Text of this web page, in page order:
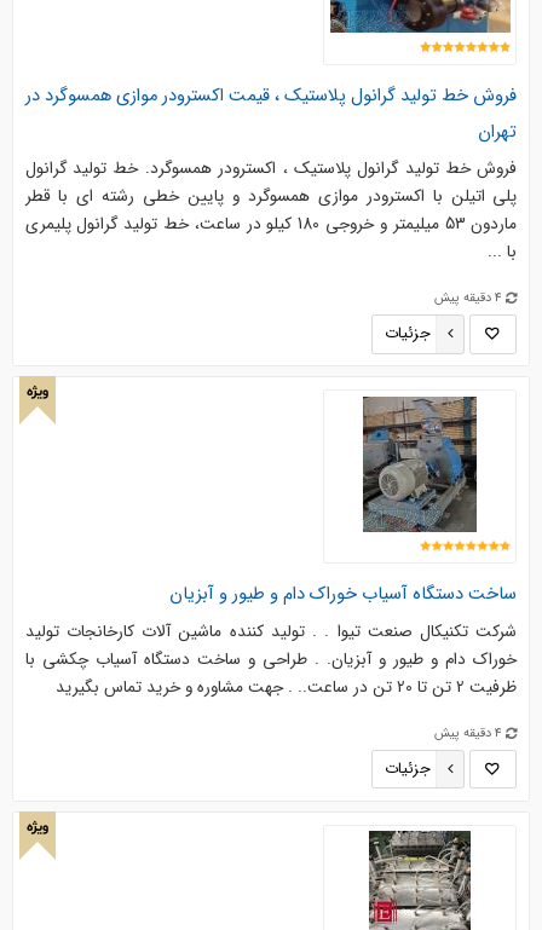
فروش خط تولید گرانول پلاستیک ، قیمت اکسترودر موازی همسوگرد در
تهران
فروش خط تولید گرانول پلاستیک ، اکسترودر همسوگرد. خط تولید گرانول
پلی اتیلن با اکسترودر موازی همسوگرد و پایین خطی رشته ای با قطر
ماردون 53 میلیمتر و خروجی 180 کیلو در ساعت، خط تولید گرانول پلیمری
با ...
4 دقیقه پیش
جزئیات
ویژه
ساخت دستگاه آسیاب خوراک دام و طیور و آبزیان
شرکت تکنیکال صنعت تیوا . . تولید کننده ماشین آلات کارخانجات تولید
خوراک دام و طیور و آبزیان. . طراحی و ساخت دستگاه آسیاب چکشی با
ظرفیت 2 تن تا 20 تن در ساعت.. . جهت مشاوره و خرید تماس بگیرید
4 دقیقه پیش
جزئیات
ویژه